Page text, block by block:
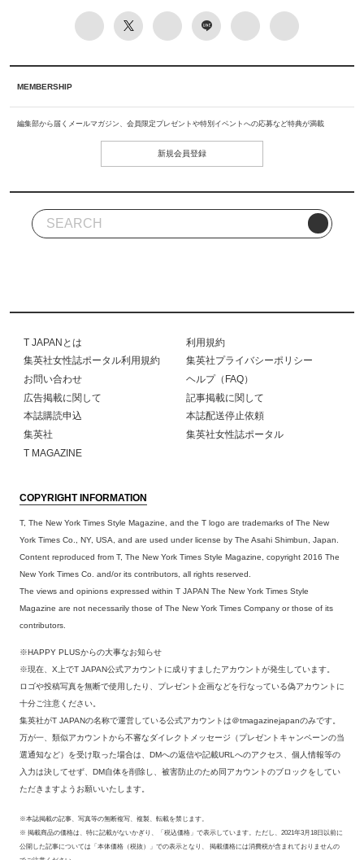
MEMBERSHIP
編集部から届くメールマガジン、会員限定プレゼントや特別イベントへの応募など特典が満載
新規会員登録
T JAPANとは
利用規約
集英社女性誌ポータル利用規約
集英社プライバシーポリシー
お問い合わせ
ヘルプ（FAQ）
広告掲載に関して
記事掲載に関して
本誌購読申込
本誌配送停止依頼
集英社
集英社女性誌ポータル
T MAGAZINE
COPYRIGHT INFORMATION
T, The New York Times Style Magazine, and the T logo are trademarks of The New
York Times Co., NY, USA, and are used under license by The Asahi Shimbun, Japan.
Content reproduced from T, The New York Times Style Magazine, copyright 2016 The
New York Times Co. and/or its contributors, all rights reserved.
The views and opinions expressed within T JAPAN The New York Times Style
Magazine are not necessarily those of The New York Times Company or those of its
contributors.
※HAPPY PLUSからの大事なお知らせ
※現在、X上でT JAPAN公式アカウントに成りすましたアカウントが発生しています。
ロゴや投稿写真を無断で使用したり、プレゼント企画などを行なっている偽アカウントに
十分ご注意ください。
集英社がT JAPANの名称で運営している公式アカウントは＠tmagazinejapanのみです。
万が一、類似アカウントから不審なダイレクトメッセージ（プレゼントキャンペーンの当
選通知など）を受け取った場合は、DMへの返信や記載URLへのアクセス、個人情報等の
入力は決してせず、DM自体を削除し、被害防止のため同アカウントのブロックをしてい
ただきますようお願いいたします。
※本誌掲載の記事、写真等の無断複写、複製、転載を禁じます。
※ 掲載商品の価格は、特に記載がないかぎり、「税込価格」で表示しています。ただし、2021年3月18日以前に
公開した記事については「本体価格（税抜）」での表示となり、 掲載価格には消費税が含まれておりませんの